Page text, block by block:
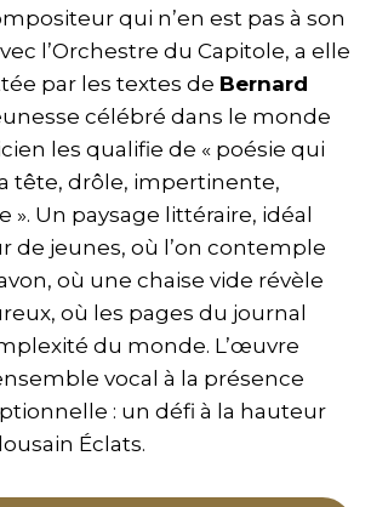
qui n’en est pas à son
l’Orchestre du Capitole, a elle
par les textes de Bernard
célébré dans le monde
les qualifie de « poésie qui
tête, drôle, impertinente,
». Un paysage littéraire, idéal
de jeunes, où l’on contemple
où une chaise vide révèle
où les pages du journal
du monde. L’œuvre
vocal à la présence
: un défi à la hauteur
Éclats.